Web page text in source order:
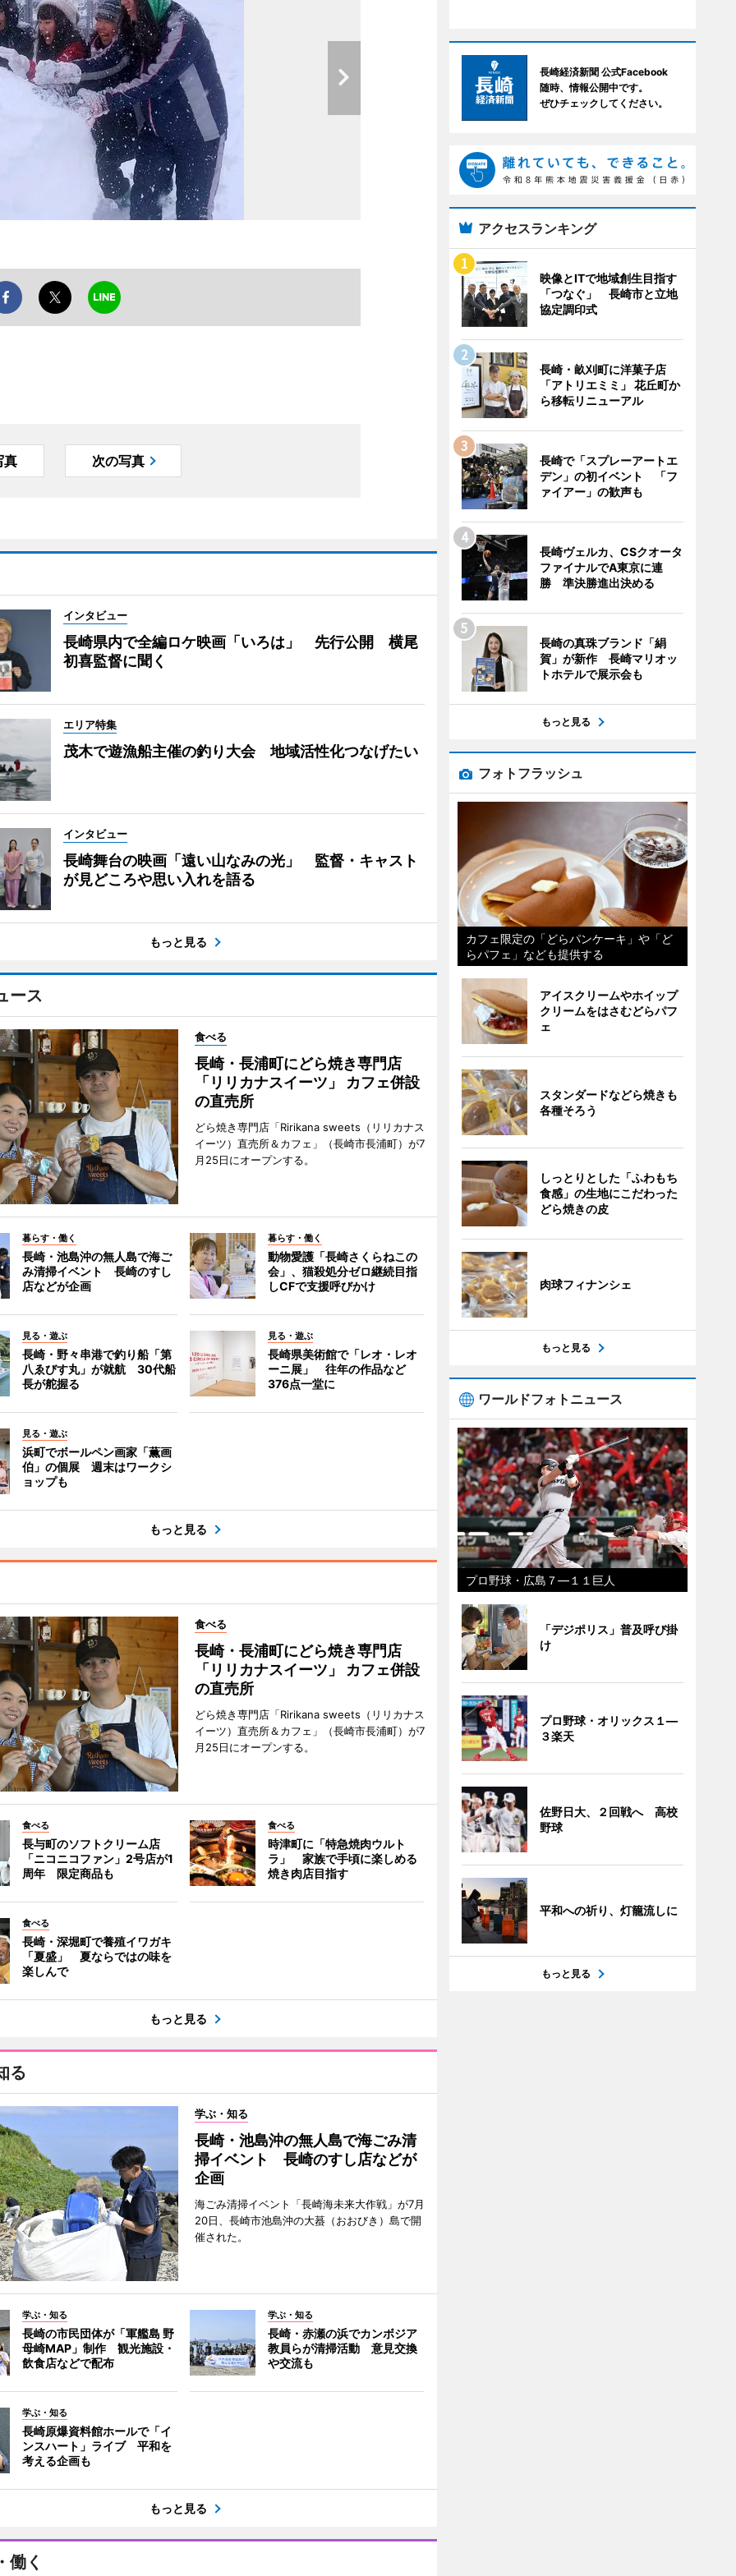
真 次の写真
インタビュー
長崎県内で全編ロケ映画「いろは」 先行公開 横尾
初喜監督に聞く
エリア特集
茂木で遊漁船主催の釣り大会 地域活性化つなげたい
インタビュー
長崎舞台の映画「遠い山なみの光」 監督・キャスト
が見どころや思い入れを語る
もっと見る
ース
食べる
長崎・長浦町にどら焼き専門店
「リリカナスイーツ」 カフェ併設
の直売所
どら焼き専門店「Ririkana sweets（リリカナス
イーツ）直売所＆カフェ」（長崎市長浦町）が7
月25日にオープンする。
暮らす・働く
長崎・池島沖の無人島で海ご
み清掃イベント 長崎のすし
店などが企画
暮らす・働く
動物愛護「長崎さくらねこの
会」、猫殺処分ゼロ継続目指
しCFで支援呼びかけ
見る・遊ぶ
長崎・野々串港で釣り船「第
八ゑびす丸」が就航 30代船
長が舵握る
見る・遊ぶ
長崎県美術館で「レオ・レオ
ーニ展」 往年の作品など
376点一堂に
見る・遊ぶ
浜町でボールペン画家「薫画
伯」の個展 週末はワークシ
ョップも
もっと見る
食べる
長崎・長浦町にどら焼き専門店
「リリカナスイーツ」 カフェ併設
の直売所
どら焼き専門店「Ririkana sweets（リリカナス
イーツ）直売所＆カフェ」（長崎市長浦町）が7
月25日にオープンする。
食べる
長与町のソフトクリーム店
「ニコニコファン」2号店が1
周年 限定商品も
食べる
時津町に「特急焼肉ウルト
ラ」 家族で手頃に楽しめる
焼き肉店目指す
食べる
長崎・深堀町で養殖イワガキ
「夏盛」 夏ならではの味を
楽しんで
もっと見る
る
学ぶ・知る
長崎・池島沖の無人島で海ごみ清
掃イベント 長崎のすし店などが
企画
海ごみ清掃イベント「長崎海未来大作戦」が7月
20日、長崎市池島沖の大蟇（おおびき）島で開
催された。
学ぶ・知る
長崎の市民団体が「軍艦島 野
母崎MAP」制作 観光施設・
飲食店などで配布
学ぶ・知る
長崎・赤瀬の浜でカンボジア
教員らが清掃活動 意見交換
や交流も
学ぶ・知る
長崎原爆資料館ホールで「イ
ンスハート」ライブ 平和を
考える企画も
もっと見る
働く
長崎経済新聞 公式Facebook
随時、情報公開中です。
ぜひチェックしてください。
アクセスランキング
映像とITで地域創生目指す
「つなぐ」 長崎市と立地
協定調印式
長崎・畝刈町に洋菓子店
「アトリエミミ」 花丘町か
ら移転リニューアル
長崎で「スプレーアートエ
デン」の初イベント 「フ
ァイアー」の歓声も
長崎ヴェルカ、CSクオータ
ファイナルでA東京に連
勝 準決勝進出決める
長崎の真珠ブランド「絹
賀」が新作 長崎マリオッ
トホテルで展示会も
もっと見る
フォトフラッシュ
カフェ限定の「どらパンケーキ」や「ど
らパフェ」なども提供する
アイスクリームやホイップ
クリームをはさむどらパフ
ェ
スタンダードなどら焼きも
各種そろう
しっとりとした「ふわもち
食感」の生地にこだわった
どら焼きの皮
肉球フィナンシェ
もっと見る
ワールドフォトニュース
プロ野球・広島７―１１巨人
「デジポリス」普及呼び掛
け
プロ野球・オリックス１―
３楽天
佐野日大、２回戦へ 高校
野球
平和への祈り、灯籠流しに
もっと見る